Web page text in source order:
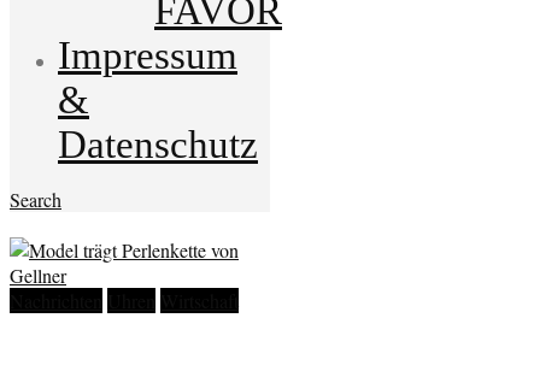
FAVOR
Impressum
&
Datenschutz
Search